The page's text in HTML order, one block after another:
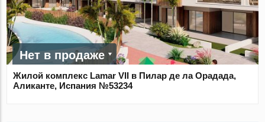
Нет в продаже
Жилой комплекс Lamar VII в Пилар де ла Орадада,
Аликанте, Испания №53234